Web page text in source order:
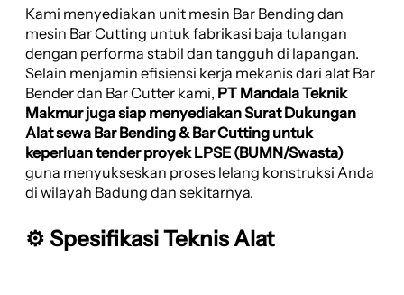
Kami menyediakan unit mesin Bar Bending dan
mesin Bar Cutting untuk fabrikasi baja tulangan
dengan performa stabil dan tangguh di lapangan.
Selain menjamin efisiensi kerja mekanis dari alat Bar
Bender dan Bar Cutter kami, PT Mandala Teknik
Makmur juga siap menyediakan Surat Dukungan
Alat sewa Bar Bending & Bar Cutting untuk
keperluan tender proyek LPSE (BUMN/Swasta)
guna menyukseskan proses lelang konstruksi Anda
di wilayah Badung dan sekitarnya.
⚙️ Spesifikasi Teknis Alat